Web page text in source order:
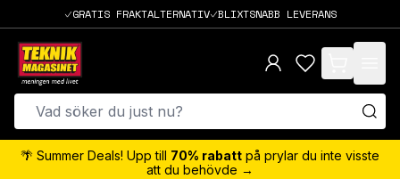
GRATIS FRAKTALTERNATIV BLIXTSNABB LEVERANS
items in cart,
🌴 Summer Deals! Upp till 70% rabatt på prylar du inte visste
att du behövde →